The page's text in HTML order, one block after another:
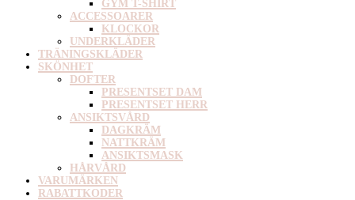
GYM T-SHIRT
ACCESSOARER
KLOCKOR
UNDERKLÄDER
TRÄNINGSKLÄDER
SKÖNHET
DOFTER
PRESENTSET DAM
PRESENTSET HERR
ANSIKTSVÅRD
DAGKRÄM
NATTKRÄM
ANSIKTSMASK
HÅRVÅRD
VARUMÄRKEN
RABATTKODER